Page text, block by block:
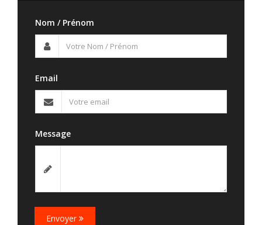
Nom / Prénom
Email
Message
Envoyer